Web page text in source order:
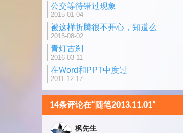
页
公交等待错过现象
2015-01-04
被这样折腾很不开心，知道么
2015-08-02
青灯古刹
2016-03-11
在Word和PPT中度过
2011-12-17
14条评论在“随笔2013.11.01”
枫先生